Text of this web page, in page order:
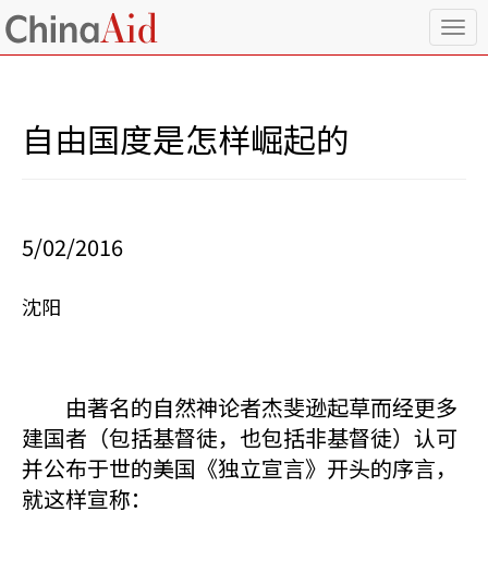
T
o
自由国度是怎样崛起的
5/02/2016
沈阳
由著名的自然神论者杰斐逊起草而经更多
建国者（包括基督徒，也包括非基督徒）认可
并公布于世的美国《独立宣言》开头的序言，
就这样宣称：